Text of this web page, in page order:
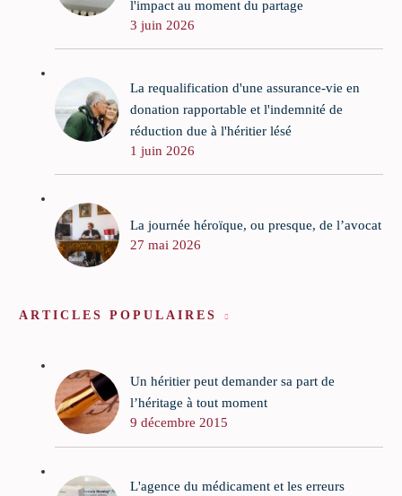
l'impact au moment du partage
3 juin 2026
La requalification d'une assurance-vie en
donation rapportable et l'indemnité de
réduction due à l'héritier lésé
1 juin 2026
La journée héroïque, ou presque, de l’avocat
27 mai 2026
ARTICLES POPULAIRES
Un héritier peut demander sa part de
l’héritage à tout moment
9 décembre 2015
L'agence du médicament et les erreurs